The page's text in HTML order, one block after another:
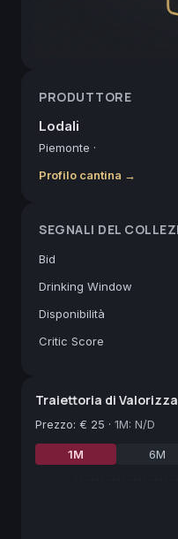
PRODUTTORE
Lodali
Piemonte ·
Profilo cantina →
SEGNALI DEL
Bid
Drinking Window
Disponibilità
Critic Score
Traiettoria di
Prezzo: € 25 · 1M: N/D
1M 6M